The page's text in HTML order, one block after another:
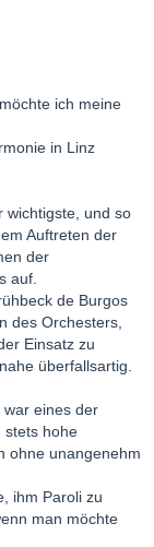
ich meine
in Linz
wichtigste, und so
Auftreten der
der
auf.
de Burgos
des Orchesters,
Einsatz zu
überfallsartig.
war eines der
stets hohe
ohne unangenehm
ihm Paroli zu
man möchte